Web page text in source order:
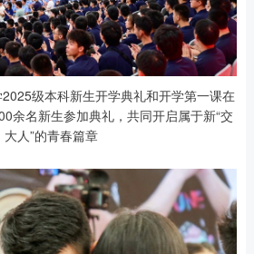
级本科新生开学典礼和开学第一课在
余名新生参加典礼，共同开启属于新“交
大人”的青春篇章